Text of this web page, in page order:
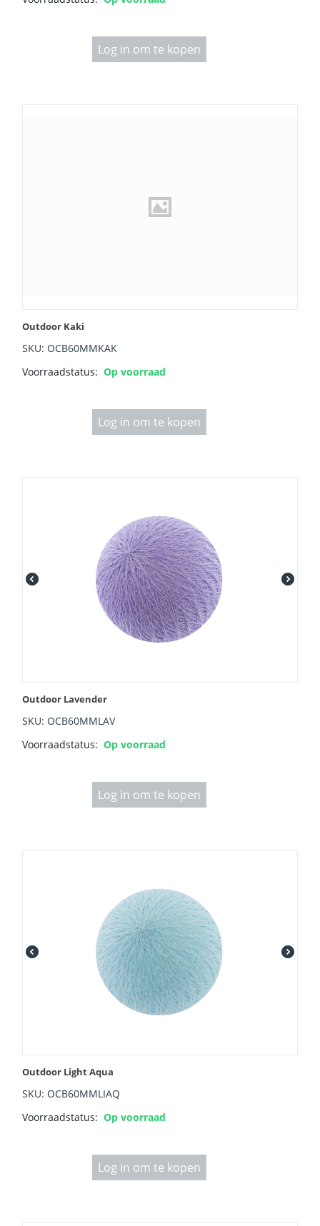
Log in om te kopen
Outdoor Kaki
SKU: OCB60MMKAK
Voorraadstatus: Op voorraad
Log in om te kopen
Outdoor Lavender
SKU: OCB60MMLAV
Voorraadstatus: Op voorraad
Log in om te kopen
Outdoor Light Aqua
SKU: OCB60MMLIAQ
Voorraadstatus: Op voorraad
Log in om te kopen